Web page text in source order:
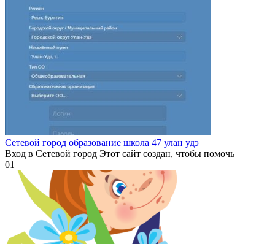
Сетевой город образование школа 47 улан удэ
Вход в Сетевой город Этот сайт создан, чтобы помочь
01